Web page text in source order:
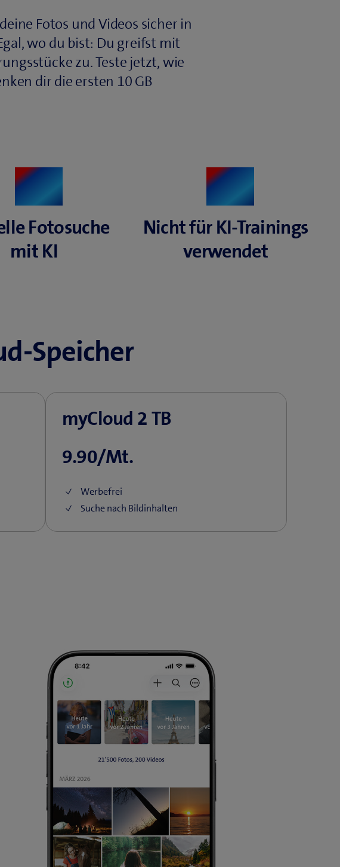
Fotos und Videos sicher in
wo du bist: Du greifst mit
zu. Teste jetzt, wie
dir die ersten 10 GB
Fotosuche
mit KI
Nicht für KI‑Trainings
verwendet
Speicher
myCloud 2 TB
9.90/Mt.
Werbefrei
Suche nach Bildinhalten